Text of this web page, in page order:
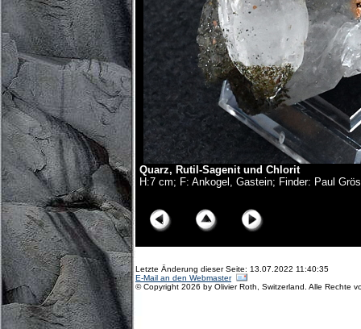
Quarz, Rutil-Sagenit und Chlorit
H:7 cm; F: Ankogel, Gastein; Finder: Paul
Letzte Änderung dieser Seite: 13.07.2022 11:40:35
E-Mail an den Webmaster
© Copyright 2026 by Olivier Roth, Switzerland. Alle Rechte